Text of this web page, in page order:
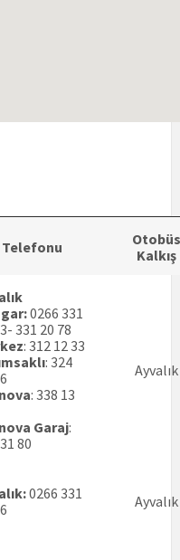
Telefonu
Otobüs
Kalkış
0266 331
331 20 78
: 312 12 33
: 324
: 338 13
Garaj:
80
Ayvalık
0266 331
Ayvalık